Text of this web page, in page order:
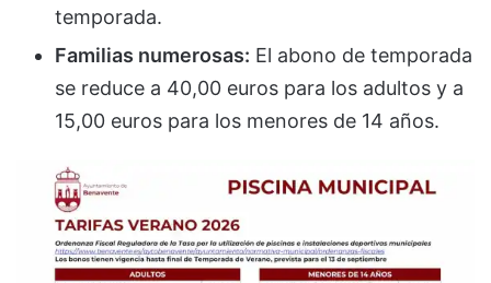
temporada.
Familias numerosas: El abono de temporada
se reduce a 40,00 euros para los adultos y a
15,00 euros para los menores de 14 años.